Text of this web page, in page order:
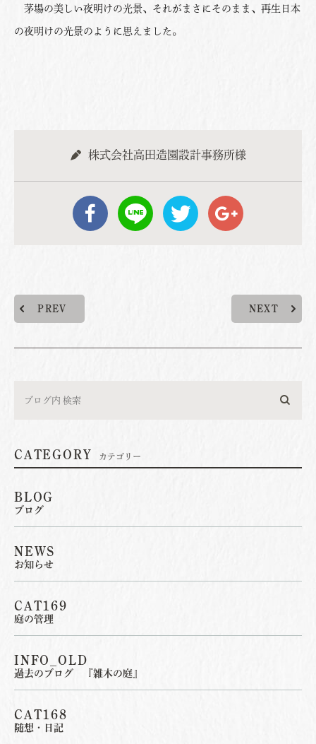
茅場の美しい夜明けの光景、それがまさにそのまま、再生日本
の夜明けの光景のように思えました。
株式会社高田造園設計事務所様
PREV NEXT
CATEGORY カテゴリー
BLOG
ブログ
NEWS
お知らせ
CAT169
庭の管理
INFO_OLD
過去のブログ 『雑木の庭』
CAT168
随想・日記